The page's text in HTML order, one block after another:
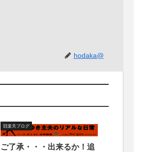
hodaka@
旧楽天ブログ
ご了承・・・出来るか！追